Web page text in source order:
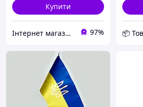
Купити
Інтернет магазин Rombi 97%